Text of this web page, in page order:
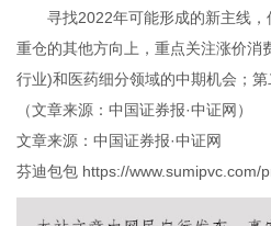
寻找2022年可能形成的新主线，
重仓的其他方向上，重点关注涨价
行业)和医药细分领域的中期机会；
（文章来源：中国证券报·中证网）
文章来源：中国证券报·中证网
芬迪包包 https://www.sumipvc.com/